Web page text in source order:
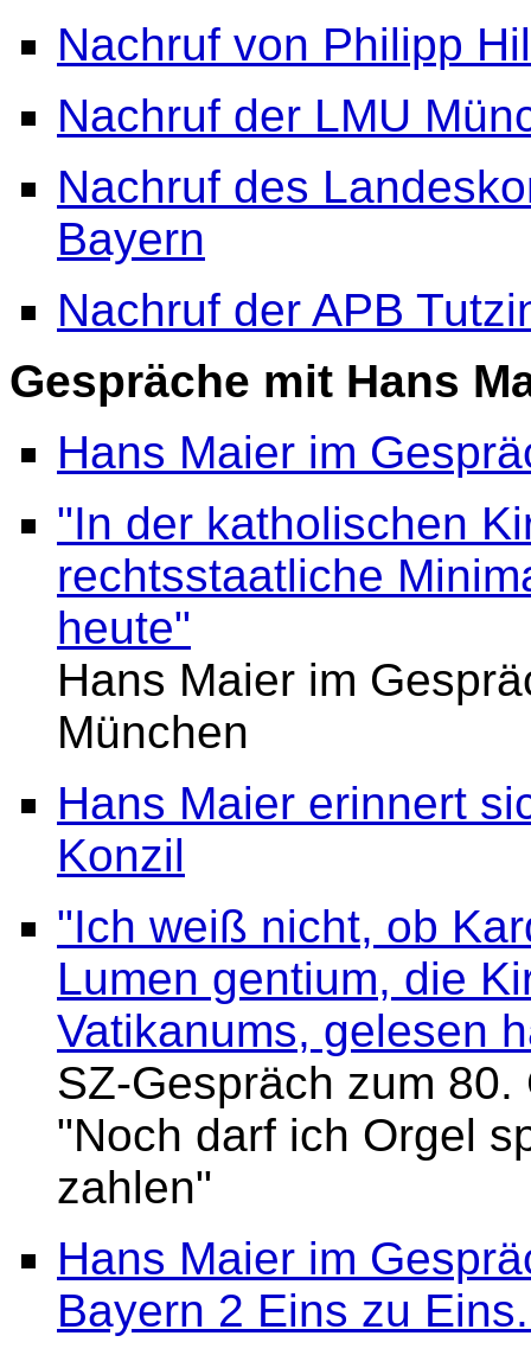
Nachruf von Philipp
Nachruf der LMU
Nachruf des
Bayern
Nachruf der APB
Gespräche mit Hans
Hans Maier im
"In der katholischen
rechtsstaatliche
heute"
Hans Maier im
München
Hans Maier erinnert
Konzil
"Ich weiß nicht, ob
Lumen gentium, die
Vatikanums, gelesen
SZ-Gespräch zum
"Noch darf ich Orgel
zahlen"
Hans Maier im
Bayern 2 Eins zu